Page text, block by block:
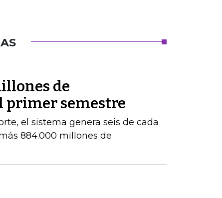
de
primer semestre
el sistema genera seis de cada
884.000 millones de